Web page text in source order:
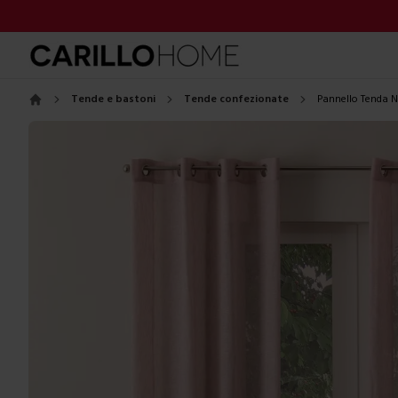
Tende e bastoni Tende confezionate Pannello Tenda